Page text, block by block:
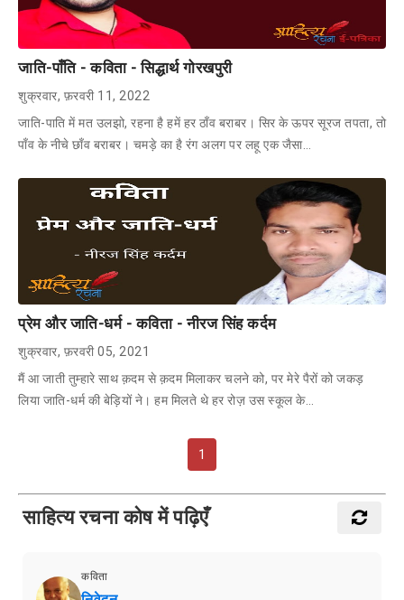
जाति-पाँति - कविता - सिद्धार्थ गोरखपुरी
शुक्रवार, फ़रवरी 11, 2022
जाति-पाति में मत उलझो, रहना है हमें हर ठाँव बराबर। सिर के ऊपर सूरज तपता, तो
पाँव के नीचे छाँव बराबर। चमड़े का है रंग अलग पर लहू एक जैसा…
प्रेम और जाति-धर्म - कविता - नीरज सिंह कर्दम
शुक्रवार, फ़रवरी 05, 2021
मैं आ जाती तुम्हारे साथ क़दम से क़दम मिलाकर चलने को, पर मेरे पैरों को जकड़
लिया जाति-धर्म की बेड़ियों ने। हम मिलते थे हर रोज़ उस स्कूल के…
1
साहित्य रचना कोष में पढ़िएँ
कविता